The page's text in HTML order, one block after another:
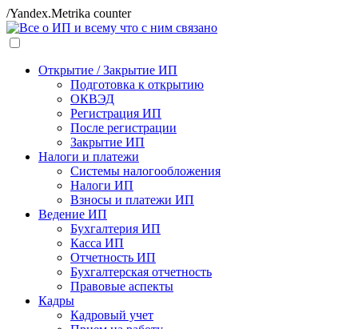
/Yandex.Metrika counter
Открытие / Закрытие ИП
Подготовка к открытию
ОКВЭД
Регистрация ИП
После регистрации
Закрытие ИП
Налоги и платежи
Системы налогообложения
Налоги ИП
Взносы и платежи ИП
Ведение ИП
Бухгалтерия ИП
Касса ИП
Отчетность ИП
Бухгалтерская отчетность
Правовые аспекты
Кадры
Кадровый учет